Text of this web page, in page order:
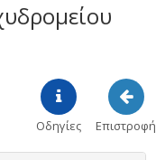
Επιστροφή
Οδηγίες